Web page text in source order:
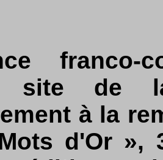
franco-
site de
à la
d'Or »,